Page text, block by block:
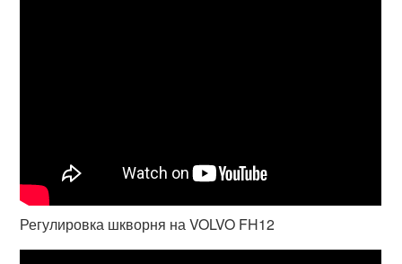
Регулировка шкворня на VOLVO FH12